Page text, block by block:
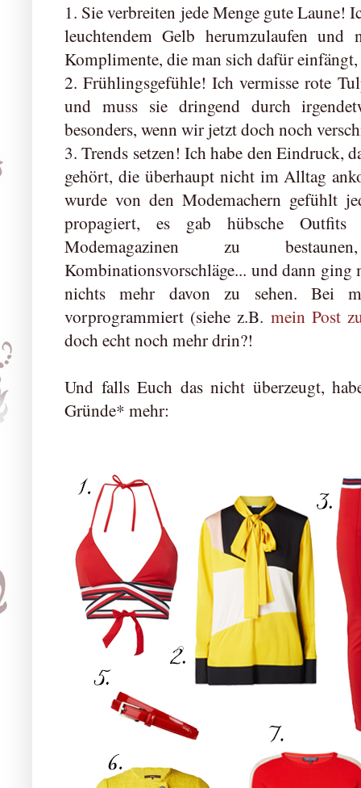
1. Sie verbreiten jede Menge gute Laune!
leuchtendem Gelb herumzulaufen
Komplimente, die man sich dafür
2. Frühlingsgefühle! Ich vermisse rote
und muss sie dringend durch
besonders, wenn wir jetzt doch noch
3. Trends setzen! Ich habe den Eindruck,
gehört, die überhaupt nicht im Alltag
wurde von den Modemachern gefühlt
propagiert, es gab hübsche
Modemagazinen zu
Kombinationsvorschläge... und dann ging
nichts mehr davon zu sehen. Bei
vorprogrammiert (siehe z.B. mein Post
doch echt noch mehr drin?!
Und falls Euch das nicht überzeugt,
Gründe* mehr: